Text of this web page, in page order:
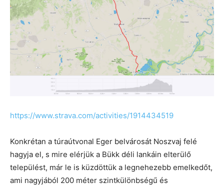
https://www.strava.com/activities/1914434519
Konkrétan a túraútvonal Eger belvárosát Noszvaj felé
hagyja el, s mire elérjük a Bükk déli lankáin elterülő
települést, már le is küzdöttük a legnehezebb emelkedőt,
ami nagyjából 200 méter szintkülönbségű és